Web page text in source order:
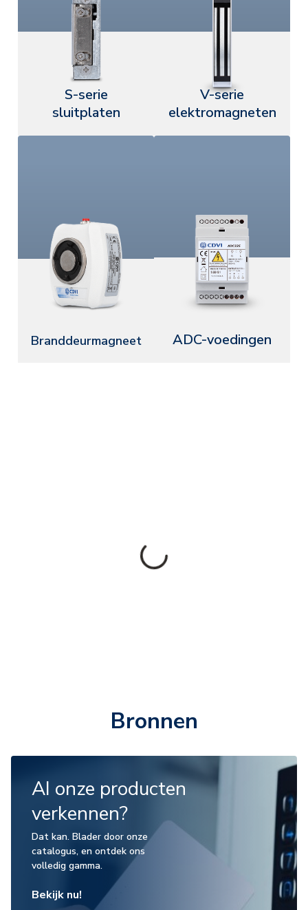
S-serie
sluitplaten
V-serie
elektromagneten
Branddeurmagneet ADC-voedingen
Bronnen
AI onze producten
verkennen?
Dat kan. Blader door onze
catalogus, en ontdek ons
volledig gamma.
Bekijk nu!